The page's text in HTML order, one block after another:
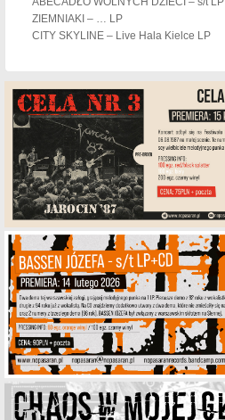
ZIEMNIAKI – … LP
CITY SKYLINE – Live Hala Kielce LP